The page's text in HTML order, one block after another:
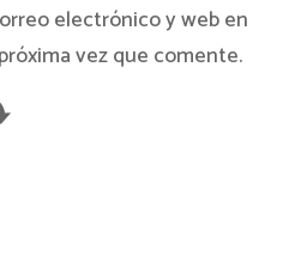
electrónico y web en
vez que comente.